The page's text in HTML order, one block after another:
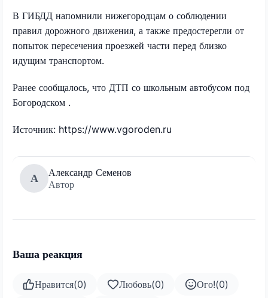
В ГИБДД напомнили нижегородцам о соблюдении
правил дорожного движения, а также предостерегли от
попыток пересечения проезжей части перед близко
идущим транспортом.
Ранее сообщалось, что ДТП со школьным автобусом под
Богородском .
Источник: https://www.vgoroden.ru
А
Александр Семенов
Автор
Ваша реакция
Нравится(0) Любовь(0) Ого!(0)